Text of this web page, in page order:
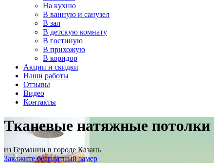
На кухню
В ванную и санузел
В зал
В детскую комнату
В гостиную
В прихожую
В коридор
Акции и скидки
Наши работы
Отзывы
Видео
Контакты
Тканевые натяжные потолки
из Германии в городе Казань
Закажите бесплатный замер